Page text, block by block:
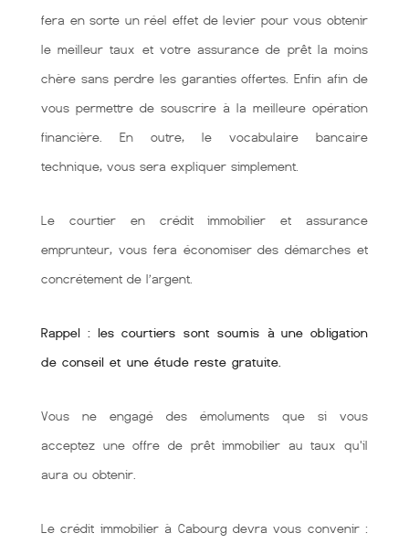
fera en sorte un réel effet de levier pour vous obtenir
le meilleur taux et votre assurance de prêt la moins
chère sans perdre les garanties offertes. Enfin afin de
vous permettre de souscrire à la meilleure opération
financière. En outre, le vocabulaire bancaire
technique, vous sera expliquer simplement.
Le courtier en crédit immobilier et assurance
emprunteur, vous fera économiser des démarches et
concrétement de l’argent.
Rappel : les courtiers sont soumis à une obligation
de conseil et une étude reste gratuite.
Vous ne engagé des émoluments que si vous
acceptez une offre de prêt immobilier au taux qu'il
aura ou obtenir.
Le crédit immobilier à Cabourg devra vous convenir :